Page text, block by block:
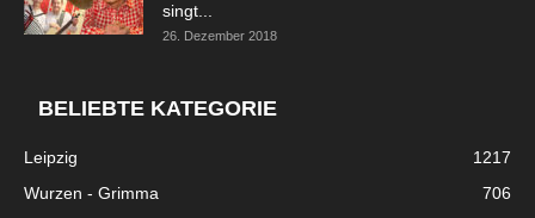
singt...
26. Dezember 2018
BELIEBTE KATEGORIE
Leipzig
1217
Wurzen - Grimma
706